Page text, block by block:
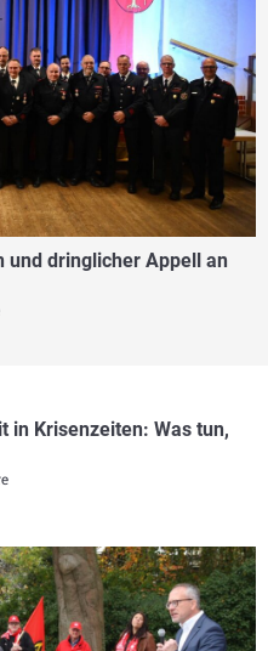
und dringlicher Appell an
in Krisenzeiten: Was tun,